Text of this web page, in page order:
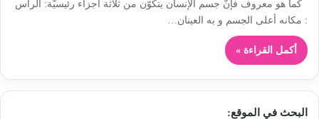
كما هو معروف فإنّ جسم الإنسان يتكوّن من ثلاثة أجزاء رئيسيّة: الرأس
: مكانه أعلى الجسم و به العينان…
أكمل القراءة »
البحث في الموقع: